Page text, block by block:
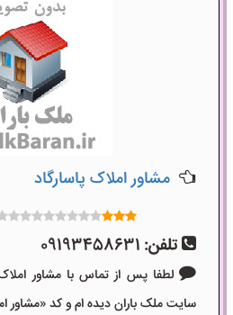
مشاور املاک پاسارگاد
تلفن: 09193458631
لطفا پس از تماس با مشاور
سایت ملک باران دیده ام و کد «مشاور املاک-67202» را